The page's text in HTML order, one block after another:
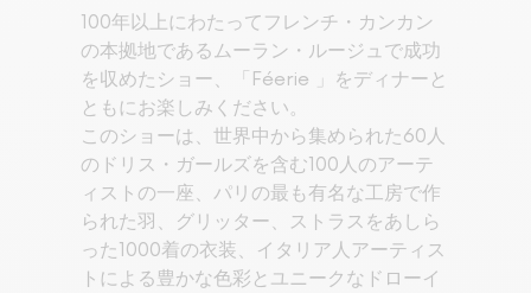
100年以上にわたってフレンチ・カンカン
の本拠地であるムーラン・ルージュで成功
を収めたショー、「Féerie 」をディナーと
ともにお楽しみください。
このショーは、世界中から集められた60人
のドリス・ガールズを含む100人のアーテ
ィストの一座、パリの最も有名な工房で作
られた羽、グリッター、ストラスをあしら
った1000着の衣装、イタリア人アーティス
トによる豊かな色彩とユニークなドローイ